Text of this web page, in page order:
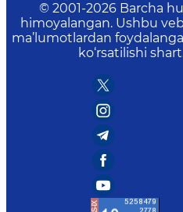
© 2001-2026 Barcha
himoyalangan. Ushbu
ma’lumotlardan
ko‘rsatilishi